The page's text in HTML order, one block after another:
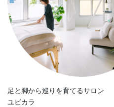
足と脚から巡りを育てるサロン
ユビカラ